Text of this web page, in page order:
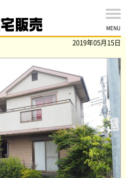
MENU
を買取ました！
2019年05月15日